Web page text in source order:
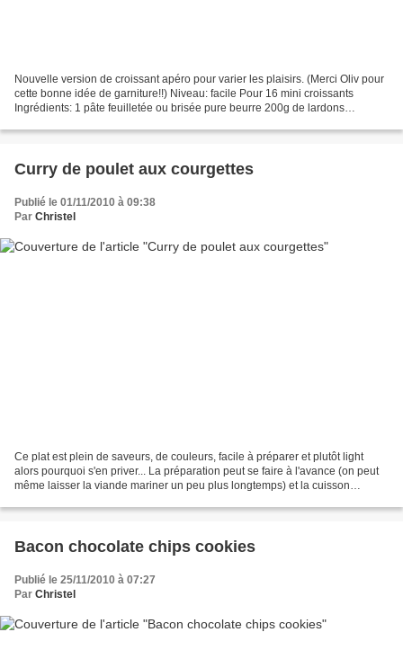
Nouvelle version de croissant apéro pour varier les plaisirs. (Merci Oliv pour
cette bonne idée de garniture!!) Niveau: facile Pour 16 mini croissants
Ingrédients: 1 pâte feuilletée ou brisée pure beurre 200g de lardons
Curry de poulet aux courgettes
Publié le 01/11/2010 à 09:38
Par Christel
Ce plat est plein de saveurs, de couleurs, facile à préparer et plutôt light
alors pourquoi s'en priver... La préparation peut se faire à l'avance (on peut
même laisser la viande mariner un peu plus longtemps) et la cuisson
Bacon chocolate chips cookies
Publié le 25/11/2010 à 07:27
Par Christel